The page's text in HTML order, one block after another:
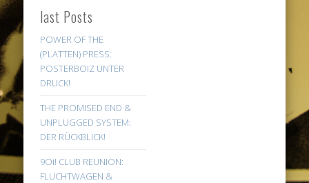
last Posts
POWER OF THE
(PLATTEN) PRESS:
POSTERBOIZ UNTER
DRUCK!
THE PROMISED END &
UNPLUGGED SYSTEM:
DER RÜCKBLICK!
9Oi! CLUB REUNION:
FLUCHTWAGEN &